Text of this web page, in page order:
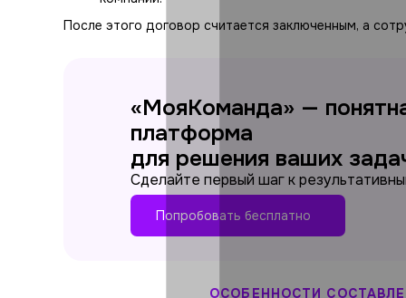
После этого договор считается заключенным, а
«МояКоманда» —
платформа
для решения ваших
Сделайте первый шаг к
Попробовать бесплатно
ОСОБЕННОСТИ